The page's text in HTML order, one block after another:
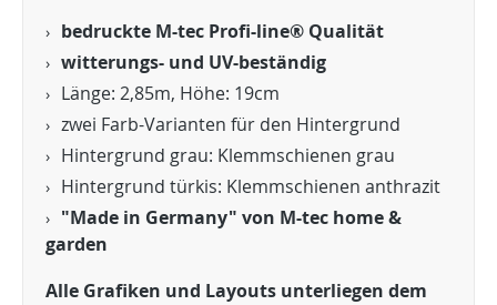
bedruckte M-tec Profi-line® Qualität
witterungs- und UV-beständig
Länge: 2,85m, Höhe: 19cm
zwei Farb-Varianten für den Hintergrund
Hintergrund grau: Klemmschienen grau
Hintergrund türkis: Klemmschienen anthrazit
"Made in Germany" von M-tec home &
garden
Alle Grafiken und Layouts unterliegen dem